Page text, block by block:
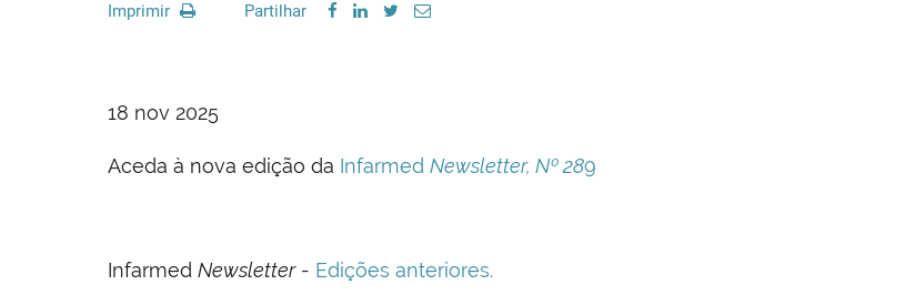
Imprimir Partilhar
18 nov 2025
Aceda à nova edição da Infarmed Newsletter, Nº 289
Infarmed Newsletter- Edições anteriores.